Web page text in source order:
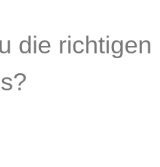
die richtigen